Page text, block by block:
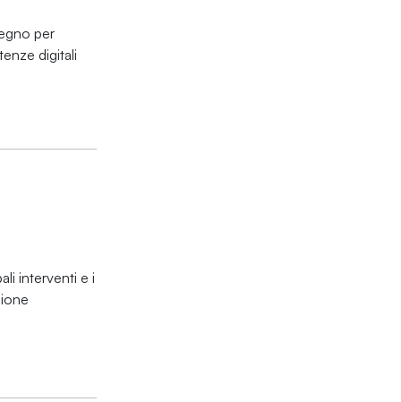
per
digitali
interventi e i